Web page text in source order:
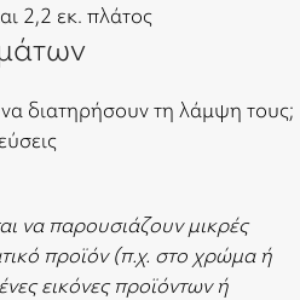
2,2 εκ. πλάτος
διατηρήσουν τη λάμψη τους;
να παρουσιάζουν μικρές
προϊόν (π.χ. στο χρώμα ή
εικόνες προϊόντων ή